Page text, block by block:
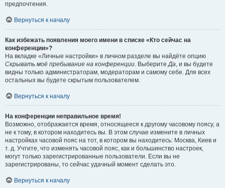
предпочтения.
Вернуться к началу
Как избежать появления моего имени в списке «Кто сейчас на
конференции»?
На вкладке «Личные настройки» в личном разделе вы найдёте опцию
Скрывать моё пребывание на конференции. ВыберитеДа, и вы будете
видны только администраторам, модераторам и самому себе. Для всех
остальных вы будете скрытым пользователем.
Вернуться к началу
На конференции неправильное время!
Возможно, отображается время, относящееся к другому часовому поясу, а
не к тому, в котором находитесь вы. В этом случае измените в личных
настройках часовой пояс на тот, в котором вы находитесь: Москва, Киев и
т. д. Учтите, что изменять часовой пояс, как и большинство настроек,
могут только зарегистрированные пользователи. Если вы не
зарегистрированы, то сейчас удачный момент сделать это.
Вернуться к началу